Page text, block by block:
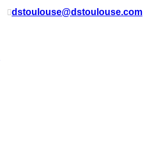
dstoulouse@dstoulouse.com